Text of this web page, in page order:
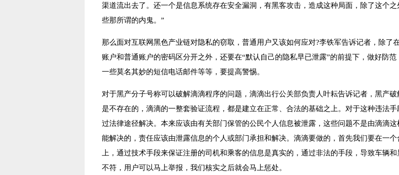
渠道流出去了。还一个是信息系统存在安全漏洞，有黑客攻击，造成这种局面，除了这个之
些那所谓的内鬼。”
那么面对互联网黑色产业链对隐私的窃取，普通用户又该如何应对?李铁军告诉记者，除了
账户和普通账户的密码区分开之外，还要在“默认自己的隐私早已泄露”的前提下，做好防范
一些莫名其妙的短信电话邮件等等，要提高警惕。
对于黑产分子号称可以破解滴滴程序的问题，滴滴出行公关部负责人叶耘告诉记者，黑产
是不存在的，滴滴的一整套验证流程，都是建立在正常、合法的基础之上。对于这种违法手
过法律途径解决。本来应该由有关部门保管的公民个人信息被泄露，这些问题不是由滴滴这
能解决的，责任应该由泄露信息的个人或部门承担和解决。滴滴要做的，首先我们要在一个
上，通过技术手段来保证注册的司机和乘客的信息是真实的，通过非法的手段，导致车辆和
不符，用户可以马上举报，我们核实之后就会马上惩处。